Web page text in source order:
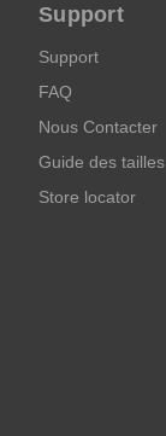
Support
Support
FAQ
Nous Contacter
Guide des tailles
Store locator